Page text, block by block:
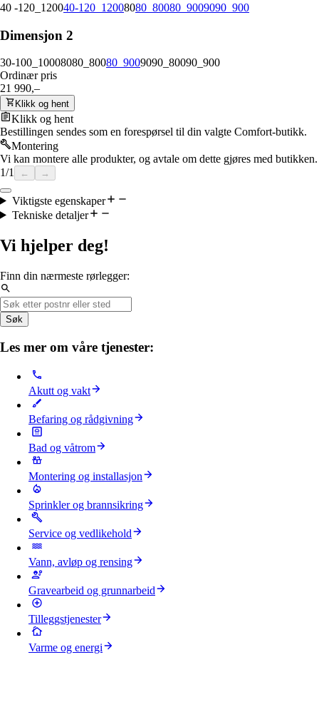
40 -120_120040-120_12008080_80080_9009090_900
Dimensjon 2
30-100_10008080_80080_9009090_80090_900
Ordinær pris
21 990,–
Klikk og hent
Klikk og hent
Bestillingen sendes som en forespørsel til din valgte Comfort-butikk.
Montering
Vi kan montere alle produkter, og avtale om dette gjøres med butikken.
1/1 ← →
Viktigste egenskaper
Tekniske detaljer
Vi hjelper deg!
Finn din nærmeste rørlegger:
Søk
Les mer om våre tjenester:
Akutt og vakt
Befaring og rådgivning
Bad og våtrom
Montering og installasjon
Sprinkler og brannsikring
Service og vedlikehold
Vann, avløp og rensing
Gravearbeid og grunnarbeid
Tilleggstjenester
Varme og energi